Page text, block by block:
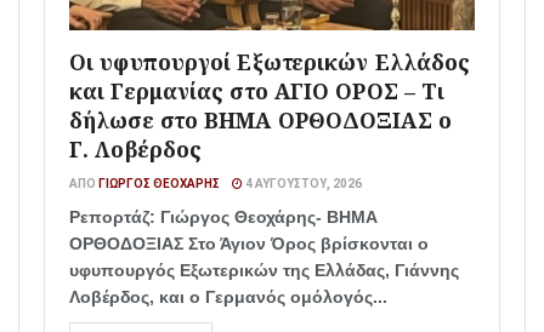
Οι υφυπουργοί Εξωτερικών Ελλάδος
και Γερμανίας στο ΑΓΙΟ ΟΡΟΣ – Τι
δήλωσε στο ΒΗΜΑ ΟΡΘΟΔΟΞΙΑΣ ο
Γ. Λοβέρδος
ΑΠΌ ΓΙΏΡΓΟΣ ΘΕΟΧΆΡΗΣ 4 ΑΥΓΟΎΣΤΟΥ, 2026
Ρεπορτάζ: Γιώργος Θεοχάρης- ΒΗΜΑ
ΟΡΘΟΔΟΞΙΑΣ Στο Άγιον Όρος βρίσκονται ο
υφυπουργός Εξωτερικών της Ελλάδας, Γιάννης
Λοβέρδος, και ο Γερμανός ομόλογός...